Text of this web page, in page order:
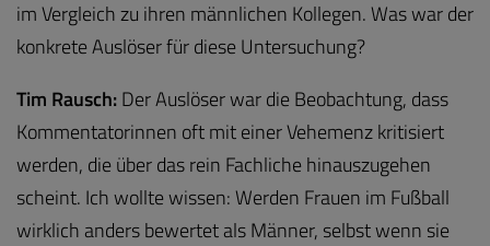
im Vergleich zu ihren männlichen Kollegen. Was war der
konkrete Auslöser für diese Untersuchung?
Tim Rausch:Der Auslöser war die Beobachtung, dass
Kommentatorinnen oft mit einer Vehemenz kritisiert
werden, die über das rein Fachliche hinauszugehen
scheint. Ich wollte wissen: Werden Frauen im Fußball
wirklich anders bewertet als Männer, selbst wenn sie